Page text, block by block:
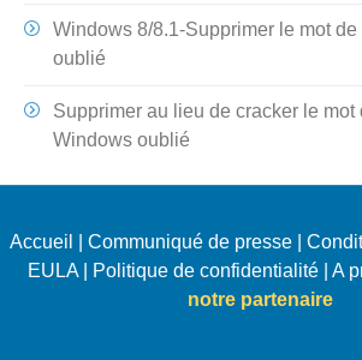
Windows 8/8.1-Supprimer le mot
oublié
Supprimer au lieu de cracker le mot
Windows oublié
Accueil Communiqué de presse|
EULA| Politique de confidentialité| A
notre partenaire